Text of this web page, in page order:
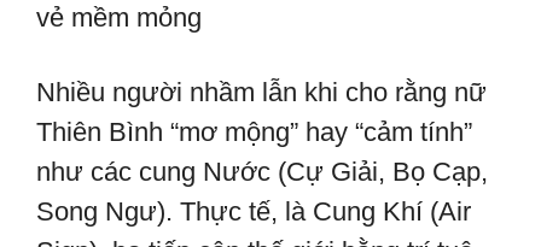
vẻ mềm mỏng
Nhiều người nhầm lẫn khi cho rằng nữ
Thiên Bình “mơ mộng” hay “cảm tính”
như các cung Nước (Cự Giải, Bọ Cạp,
Song Ngư). Thực tế, là Cung Khí (Air